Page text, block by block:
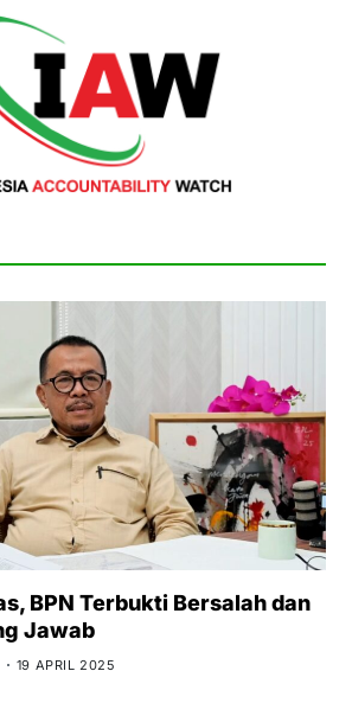
BPN Terbukti Bersalah dan
Jawab
19 APRIL 2025